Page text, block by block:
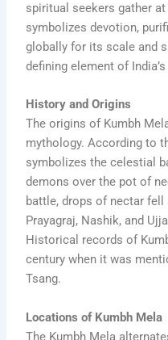
spiritual seekers gather
symbolizes devotion,
globally for its scale and
defining element of
History and Origins
The origins of Kumbh
mythology. According to
symbolizes the celestial
demons over the pot of
battle, drops of nectar
Prayagraj, Nashik, and
Historical records of
century when it was
Tsang.
Locations of Kumbh Mela
The Kumbh Mela